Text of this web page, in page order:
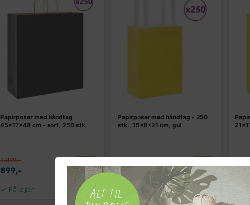
Papirposer med håndtag
45×17×48 cm - sort, 250 stk.
1.399,-
899,- Vis
På lager
Papirposer med håndtag - 250
stk., 15×8×21 cm, gul
399,- Vis
På lager